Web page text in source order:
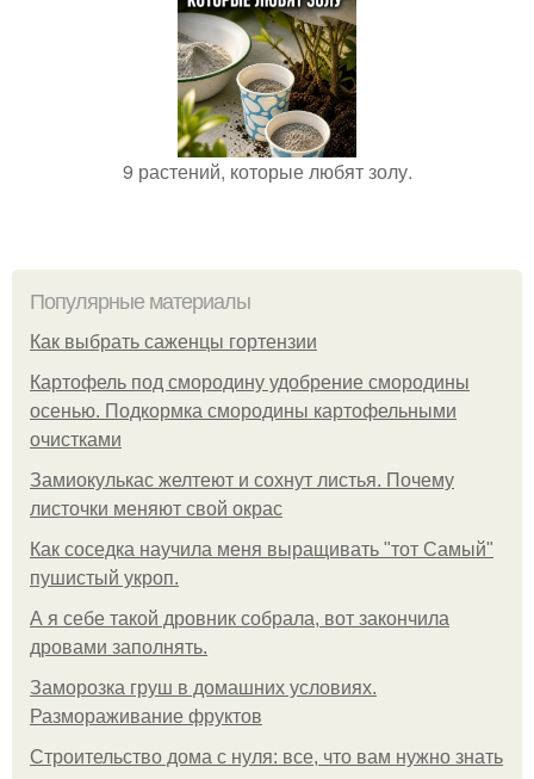
9 растений, которые любят золу.
Популярные материалы
Как выбрать саженцы гортензии
Картофель под смородину удобрение смородины
осенью. Подкормка смородины картофельными
очистками
Замиокулькас желтеют и сохнут листья. Почему
листочки меняют свой окрас
Как соседка научила меня выращивать "тот Самый"
пушистый укроп.
А я себе такой дровник собрала, вот закончила
дровами заполнять.
Заморозка груш в домашних условиях.
Размораживание фруктов
Строительство дома с нуля: все, что вам нужно знать